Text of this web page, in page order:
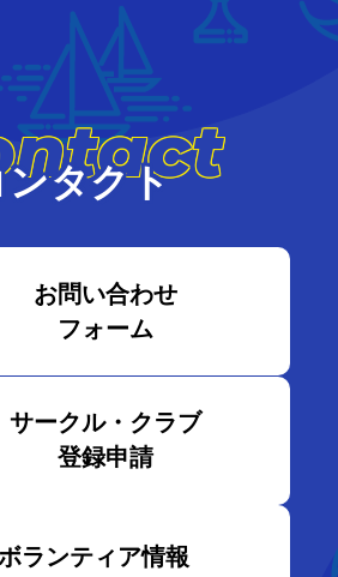
ンタクト
お問い合わせ
フォーム
サークル・クラブ
登録申請
ランティア情報